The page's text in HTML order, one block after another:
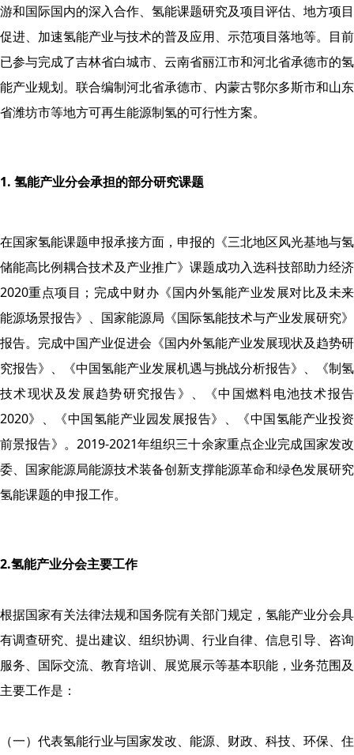
游和国际国内的深入合作、氢能课题研究及项目评估、地方项目
促进、加速氢能产业与技术的普及应用、示范项目落地等。目前
已参与完成了吉林省白城市、云南省丽江市和河北省承德市的氢
能产业规划。联合编制河北省承德市、内蒙古鄂尔多斯市和山东
省潍坊市等地方可再生能源制氢的可行性方案。
1. 氢能产业分会承担的部分研究课题
在国家氢能课题申报承接方面，申报的《三北地区风光基地与氢
储能高比例耦合技术及产业推广》课题成功入选科技部助力经济
2020重点项目；完成中财办《国内外氢能产业发展对比及未来
能源场景报告》、国家能源局《国际氢能技术与产业发展研究》
报告。完成中国产业促进会《国内外氢能产业发展现状及趋势研
究报告》、《中国氢能产业发展机遇与挑战分析报告》、《制氢
技术现状及发展趋势研究报告》、《中国燃料电池技术报告
2020》、《中国氢能产业园发展报告》、《中国氢能产业投资
前景报告》。2019-2021年组织三十余家重点企业完成国家发改
委、国家能源局能源技术装备创新支撑能源革命和绿色发展研究
氢能课题的申报工作。
2.氢能产业分会主要工作
根据国家有关法律法规和国务院有关部门规定，氢能产业分会具
有调查研究、提出建议、组织协调、行业自律、信息引导、咨询
服务、国际交流、教育培训、展览展示等基本职能，业务范围及
主要工作是：
（一）代表氢能行业与国家发改、能源、财政、科技、环保、住